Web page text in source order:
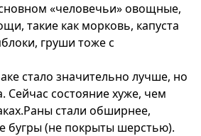
«человечьи» овощные,
такие как морковь, капуста
груши тоже с
стало значительно лучше, но
Сейчас состояние хуже, чем
стали обширнее,
бугры (не покрыты шерстью).